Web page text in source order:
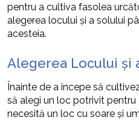
pentru a cultiva fasolea
alegerea locului și a solului
acesteia.
Alegerea Locului și
Înainte de a începe să
să alegi un loc potrivit
necesită un loc cu soare și